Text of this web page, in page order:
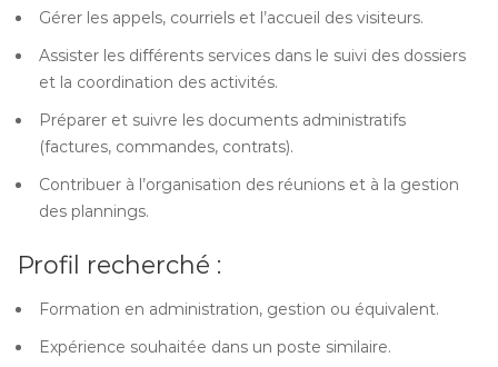
Gérer les appels, courriels et l’accueil des visiteurs.
Assister les différents services dans le suivi des dossiers
et la coordination des activités.
Préparer et suivre les documents administratifs
(factures, commandes, contrats).
Contribuer à l’organisation des réunions et à la gestion
des plannings.
Profil recherché :
Formation en administration, gestion ou équivalent.
Expérience souhaitée dans un poste similaire.